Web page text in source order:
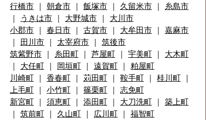
行橋市 ｜ 朝倉市 ｜ 飯塚市 ｜ 久留米市 ｜ 糸島市
｜
うきは市 ｜ 大野城市 ｜ 大川市
小郡市 ｜ 春日市 ｜ 古賀市 ｜ 大牟田市 ｜ 嘉麻市
｜ 田川市 ｜ 太宰府市 ｜ 筑後市
筑紫野市 ｜ 糸田町 ｜ 芦屋町 ｜ 宇美町 ｜ 大木町
｜ 大任町 ｜ 岡垣町 ｜ 遠賀町 ｜ 粕屋町
川崎町 ｜ 香春町 ｜ 苅田町 ｜ 鞍手町 ｜ 桂川町 ｜
上毛町 ｜ 小竹町 ｜ 篠栗町 ｜ 志免町
新宮町 ｜ 須恵町 ｜ 添田町 ｜ 大刀洗町 ｜ 築上町
｜ 筑前町 ｜ 久山町 ｜ 広川町 ｜ 福智町